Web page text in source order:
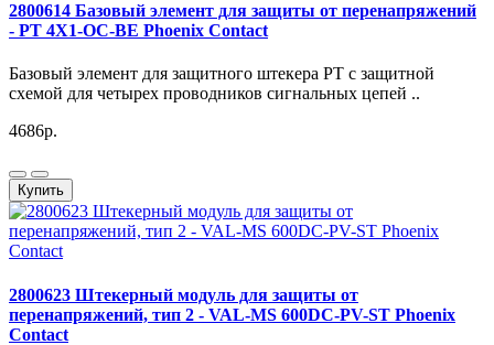
2800614 Базовый элемент для защиты от перенапряжений
- PT 4X1-OC-BE Phoenix Contact
Базовый элемент для защитного штекера PT с защитной
схемой для четырех проводников сигнальных цепей ..
4686р.
Купить
2800623 Штекерный модуль для защиты от
перенапряжений, тип 2 - VAL-MS 600DC-PV-ST Phoenix
Contact